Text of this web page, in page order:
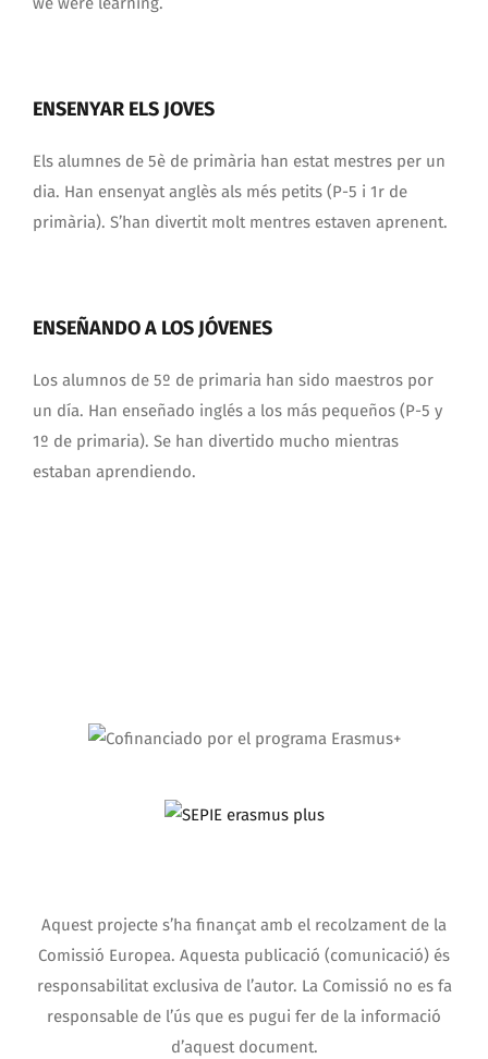
ENSENYAR ELS JOVES
Els alumnes de 5è de primària han estat mestres per un
dia. Han ensenyat anglès als més petits (P-5 i 1r de
primària). S’han divertit molt mentres estaven aprenent.
ENSEÑANDO A LOS JÓVENES
Los alumnos de 5º de primaria han sido maestros por
un día. Han enseñado inglés a los más pequeños (P-5 y
1º de primaria). Se han divertido mucho mientras
estaban aprendiendo.
Aquest projecte s’ha finançat amb el recolzament de la
Comissió Europea. Aquesta publicació (comunicació) és
responsabilitat exclusiva de l’autor. La Comissió no es fa
responsable de l’ús que es pugui fer de la informació
d’aquest document.